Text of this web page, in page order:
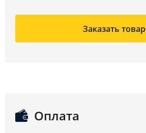
Заказать товар
Оплата